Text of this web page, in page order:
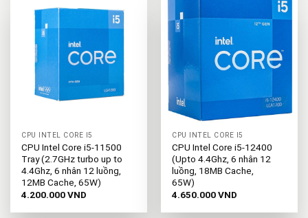
CPU INTEL CORE I5
CPU Intel Core i5-11500
Tray (2.7GHz turbo up to
4.4Ghz, 6 nhân 12 luồng,
12MB Cache, 65W)
4.200.000VND
CPU INTEL CORE I5
CPU Intel Core i5-12400
(Upto 4.4Ghz, 6 nhân 12
luồng, 18MB Cache,
65W)
4.650.000VND